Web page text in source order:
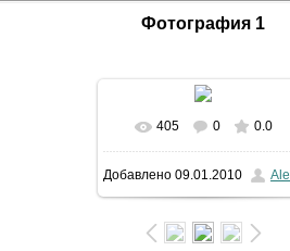
Фотография 1
В реальном размере
1024x768/ 368.3Kb
405 0 0.0
Добавлено 09.01.2010